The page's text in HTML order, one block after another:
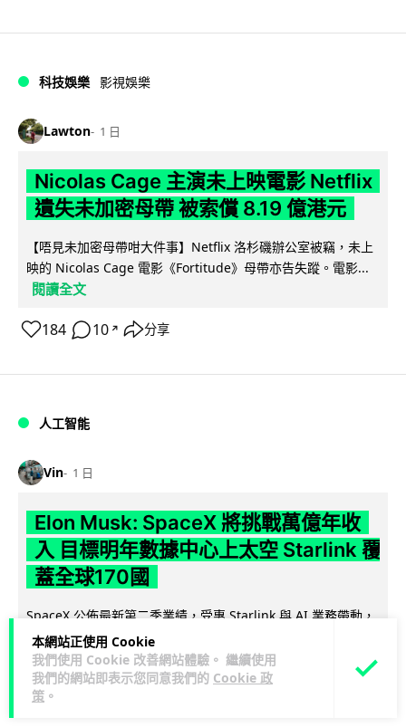
本網站正使用 Cookie
我們使用 Cookie 改善網站體驗。 繼續使用
我們的網站即表示您同意我們的 Cookie 政
策 。
科技娛樂 影視娛樂
Lawton 1 日
Nicolas Cage 主演未上映電影 Netflix
遺失未加密母帶 被索償 8.19 億港元
【唔見未加密母帶咁大件事】Netflix 洛杉磯辦公室被竊，未上
映的 Nicolas Cage 電影《Fortitude》母帶亦告失蹤。電影...
閱讀全文
184 10 ↗ 分享
人工智能
Vin 1 日
Elon Musk: SpaceX 將挑戰萬億年收
入 目標明年數據中心上太空 Starlink 覆
蓋全球170國
SpaceX 公佈最新第二季業績，受惠 Starlink 與 AI 業務帶動，
季度收入按年飆升 92% 至 78 億美元。行政總裁 Elon...
全文
142